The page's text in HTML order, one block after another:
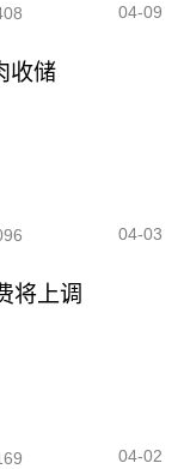
04-09
收储
04-03
将上调
04-02